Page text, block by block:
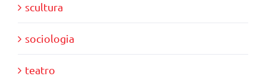
scultura
sociologia
teatro